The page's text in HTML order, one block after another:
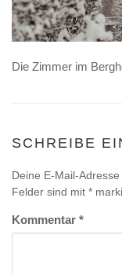
Die Zimmer im
SCHREIBE
Deine E-Mail-
Felder sind mit *
Kommentar *